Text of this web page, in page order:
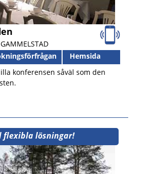
GAMMELSTAD
Hemsida
konferensen såväl som den
flexibla lösningar!